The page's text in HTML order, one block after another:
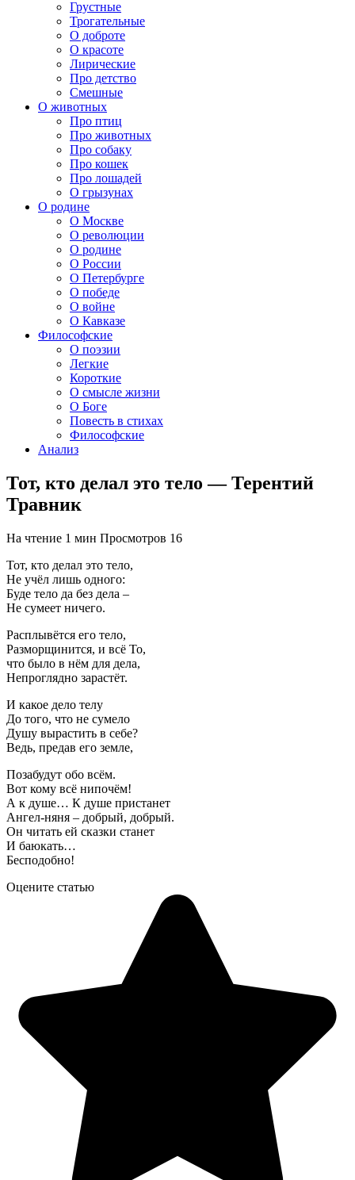
Грустные
Трогательные
О доброте
О красоте
Лирические
Про детство
Смешные
О животных
Про птиц
Про животных
Про собаку
Про кошек
Про лошадей
О грызунах
О родине
О Москве
О революции
О родине
О России
О Петербурге
О победе
О войне
О Кавказе
Философские
О поэзии
Легкие
Короткие
О смысле жизни
О Боге
Повесть в стихах
Философские
Анализ
Тот, кто делал это тело — Терентий
Травник
На чтение 1 мин Просмотров 16
Тот, кто делал это тело,
Не учёл лишь одного:
Буде тело да без дела –
Не сумеет ничего.
Расплывётся его тело,
Разморщинится, и всё То,
что было в нём для дела,
Непроглядно зарастёт.
И какое дело телу
До того, что не сумело
Душу вырастить в себе?
Ведь, предав его земле,
Позабудут обо всём.
Вот кому всё нипочём!
А к душе… К душе пристанет
Ангел-няня – добрый, добрый.
Он читать ей сказки станет
И баюкать…
Бесподобно!
Оцените статью